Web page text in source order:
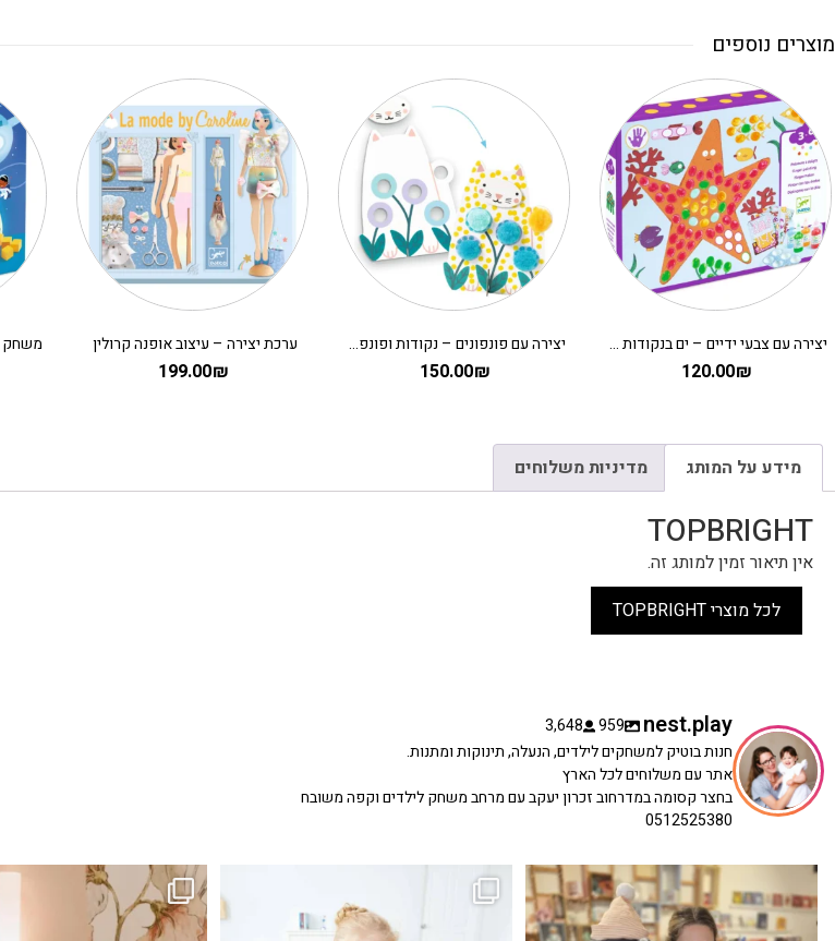
מוצרים נוספים
יצירה עם צבעי ידיים – ים בנקודות DJECO
120.00₪
יצירה עם פונפונים – נקודות ופונפונים בדשא DJECO
150.00₪
ערכת יצירה – עיצוב אופנה קרולין
199.00₪
מידע על המותג מדיניות משלוחים
TOPBRIGHT
אין תיאור זמין למותג זה.
לכל מוצרי TOPBRIGHT
nest.play
959
3,648
חנות בוטיק למשחקים לילדים, הנעלה, תינוקות ומתנות.
אתר עם משלוחים לכל הארץ
בחצר קסומה במדרחוב זכרון יעקב עם מרחב משחק לילדים וקפה משובח
0512525380
גם פריט עיצובי לחדר, גם מנורת...
0
7 0
כשפתחתי את החנות חלמתי ליצור מקום שהייתי
שמחה
39 16